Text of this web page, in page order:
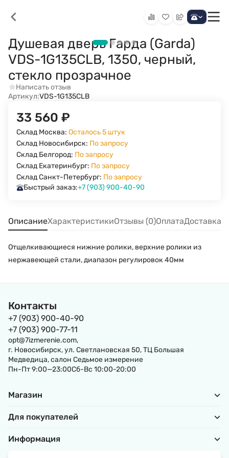
Душевая дверь Гарда (Garda)
VDS-1G135CLB, 1350, черный,
стекло прозрачное
Написать отзыв
Артикул:VDS-1G135CLB
33 560 ₽
Склад Москва: Осталось 5 штук
Склад Новосибирск: По запросу
Склад Белгород: По запросу
Склад Екатеринбург: По запросу
Склад Санкт-Петербург: По запросу
Быстрый заказ:+7 (903) 900-40-90
ОписаниеХарактеристикиОтзывы (0)ОплатаДоставка
Отщелкивающиеся нижние ролики, верхние ролики из
нержавеющей стали, диапазон регулировок 40мм
Контакты
+7 (903) 900-40-90
+7 (903) 900-77-11
opt@7izmerenie.com,
г. Новосибирск, ул. Светлановская 50, ТЦ Большая
Медведица, салон Седьмое измерение
Пн-Пт 9:00—23:00Сб-Вс 10:00-20:00
Магазин
Для покупателей
Информация